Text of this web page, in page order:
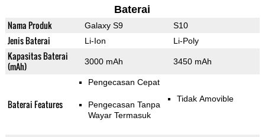
Baterai
Nama Produk Galaxy S9 S10
Jenis Baterai Li-Ion Li-Poly
Kapasitas Baterai
(mAh)
3000 mAh 3450 mAh
Baterai Features
Pengecasan Cepat
Pengecasan Tanpa
Wayar Termasuk
Tidak Amovible